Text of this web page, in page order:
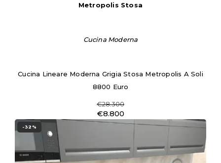
Metropolis Stosa
Cucina Moderna
Cucina Lineare Moderna Grigia Stosa Metropolis A Soli
8800 Euro
€28.300
€8.800
-32%